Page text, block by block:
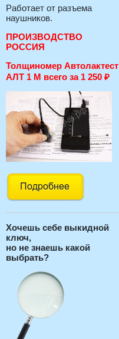
Работает от разъема
наушников.
ПРОИЗВОДСТВО
РОССИЯ
Толщиномер Автолактест
АЛТ 1 М всего за 1 250 ₽
Хочешь себе выкидной
ключ,
но не знаешь какой
выбрать?